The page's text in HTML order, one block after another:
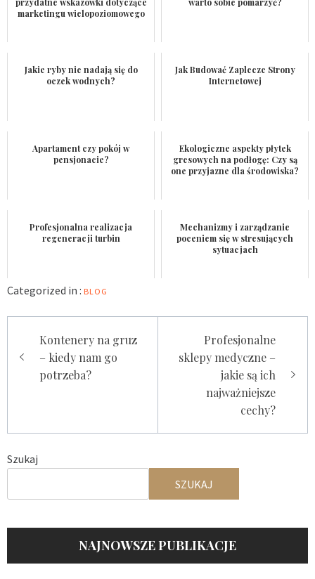
przydatne wskazówki dotyczące
marketingu wielopoziomowego
warto sobie pomarzyć?
Jakie ryby nie nadają się do
oczek wodnych?
Jak Budować Zaplecze Strony
Internetowej
Apartament czy pokój w
pensjonacie?
Ekologiczne aspekty płytek
gresowych na podłogę: Czy są
one przyjazne dla środowiska?
Profesjonalna realizacja
regeneracji turbin
Mechanizmy i zarządzanie
poceniem się w stresujących
sytuacjach
Categorized in : BLOG
wpisuKontenery na gruz
– kiedy nam go
potrzeba?
Profesjonalne
sklepy medyczne –
jakie są ich
najważniejsze
cechy?
Szukaj
SZUKAJ
NAJNOWSZE PUBLIKACJE